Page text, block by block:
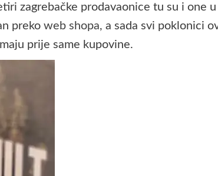
zagrebačke prodavaonice tu su i one
preko web shopa, a sada svi poklonici
prije same kupovine.